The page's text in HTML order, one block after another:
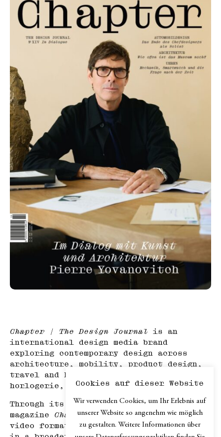
Chapter | The Design Journal is an
international design media brand
exploring contemporary design across
architecture, mobility, product design,
travel and hospitality, haute
horlogerie, and art.
Through its print edition, the online
magazine Chapter.digital, podcast and
video formats,Chapter explores design
Cookies auf dieser Website
Wir verwenden Cookies, um Ihr Erlebnis auf
unserer Website so angenehm wie möglich
zu gestalten. Weitere Informationen über